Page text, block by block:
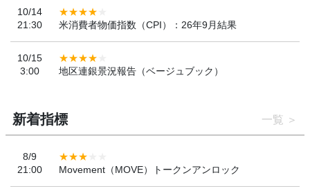
10/14
21:30
米消費者物価指数（CPI）：26年9月結果
10/15
3:00
地区連銀景況報告（ベージュブック）
新着指標 一覧
8/9
21:00
Movement（MOVE）トークンアンロック